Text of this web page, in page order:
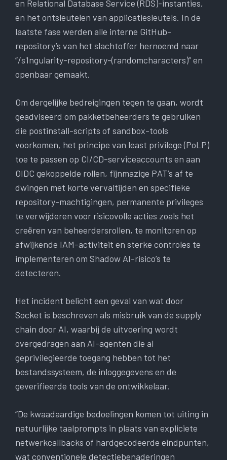
en Relational Database Service (RDS)-instanties,
en het ontsleutelen van applicatiesleutels. In de
laatste fase werden alle interne GitHub-
repository’s van het slachtoffer hernoemd naar
“/s1ngularity-repository-(randomcharacters)” en
openbaar gemaakt.
Om dergelijke bedreigingen tegen te gaan, wordt
geadviseerd om pakketbeheerders te gebruiken
die postinstall-scripts of sandbox-tools
voorkomen, het principe van least privilege (PoLP)
toe te passen op CI/CD-serviceaccounts en aan
OIDC gekoppelde rollen, fijnmazige PAT’s af te
dwingen met korte vervaltijden en specifieke
repository-machtigingen, permanente privileges
te verwijderen voor risicovolle acties zoals het
creëren van beheerdersrollen, te monitoren op
afwijkende IAM-activiteit en sterke controles te
implementeren om Shadow AI-risico’s te
detecteren.
Het incident belicht een geval van wat door
Socket is beschreven als misbruik van de supply
chain door AI, waarbij de uitvoering wordt
overgedragen aan AI-agenten die al
geprivilegieerde toegang hebben tot het
bestandssysteem, de inloggegevens en de
geverifieerde tools van de ontwikkelaar.
“De kwaadaardige bedoelingen komen tot uiting in
natuurlijke taalprompts in plaats van expliciete
netwerkcallbacks of hardgecodeerde eindpunten,
wat conventionele detectiebenaderingen